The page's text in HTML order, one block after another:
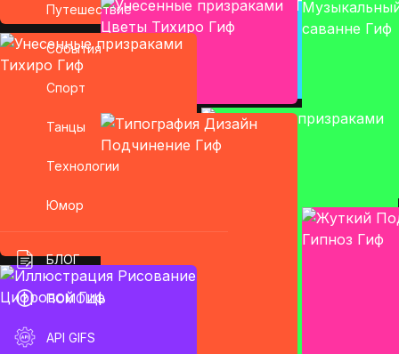
Путешествие
События
Спорт
Танцы
Технологии
Юмор
БЛОГ
ПОМОЩЬ
API GIFS